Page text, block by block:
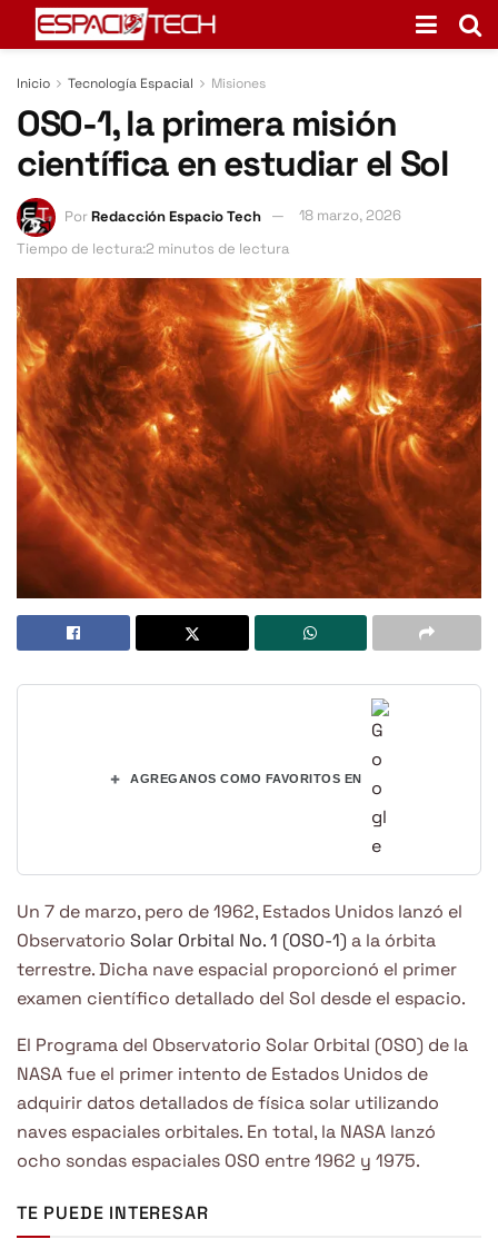
Inicio Tecnología Espacial Misiones
OSO-1, la primera misión
científica en estudiar el Sol
PorRedacción Espacio Tech
18 marzo, 2026
Tiempo de lectura:2 minutos de lectura
+ AGREGANOS COMO FAVORITOS EN
Un 7 de marzo, pero de 1962, Estados Unidos lanzó el
Observatorio Solar Orbital No. 1 (OSO-1) a la órbita
terrestre. Dicha nave espacial proporcionó el primer
examen científico detallado del Sol desde el espacio.
El Programa del Observatorio Solar Orbital (OSO) de la
NASA fue el primer intento de Estados Unidos de
adquirir datos detallados de física solar utilizando
naves espaciales orbitales. En total, la NASA lanzó
ocho sondas espaciales OSO entre 1962 y 1975.
TE PUEDE INTERESAR